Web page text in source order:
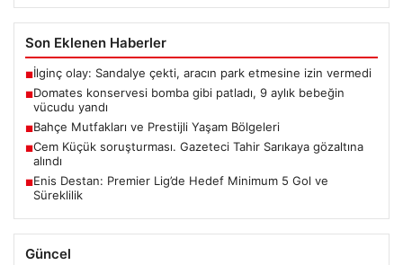
Son Eklenen Haberler
■İlginç olay: Sandalye çekti, aracın park etmesine izin vermedi
■Domates konservesi bomba gibi patladı, 9 aylık bebeğin
vücudu yandı
■Bahçe Mutfakları ve Prestijli Yaşam Bölgeleri
■Cem Küçük soruşturması. Gazeteci Tahir Sarıkaya gözaltına
alındı
■Enis Destan: Premier Lig’de Hedef Minimum 5 Gol ve
Süreklilik
Güncel